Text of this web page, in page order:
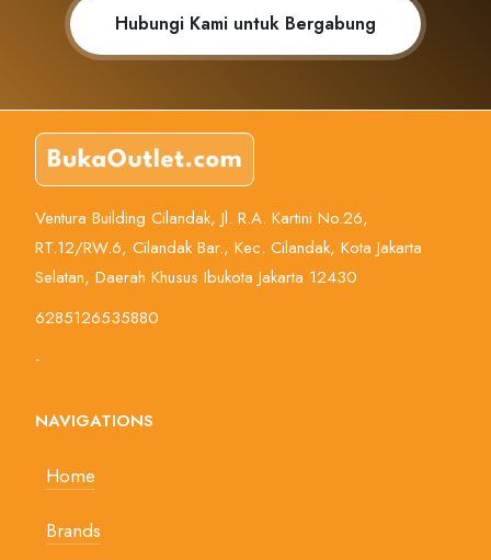
Hubungi Kami untuk Bergabung
Ventura Building Cilandak, Jl. R.A. Kartini No.26,
RT.12/RW.6, Cilandak Bar., Kec. Cilandak, Kota Jakarta
Selatan, Daerah Khusus Ibukota Jakarta 12430
6285126535880
-
NAVIGATIONS
Home
Brands